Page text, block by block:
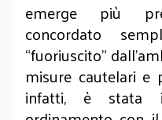
emerge più
concordato
“fuoriuscito”
misure cautelari e
infatti, è stata